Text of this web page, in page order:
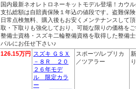
国内最新ネオレトロネーキットモデル登場！カウ
支払総額は自賠責保険１年込の値段です。盗難保
日常点検無料、購入後もお安くメンテナンスして
取・下取りも強化しており、可能な限りの価格を
整備士資格・スズキ二輪整備資格を取得した整備
パルにお任せ下さい♪
126.15万円 スズキ ＧＳＸ
－８Ｒ ２０
２６年モデ
ル 限定カラ
ー
スポーツ/レプリカ
／ツアラー